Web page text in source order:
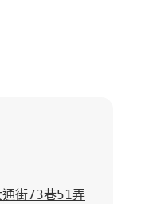
通街73巷51弄